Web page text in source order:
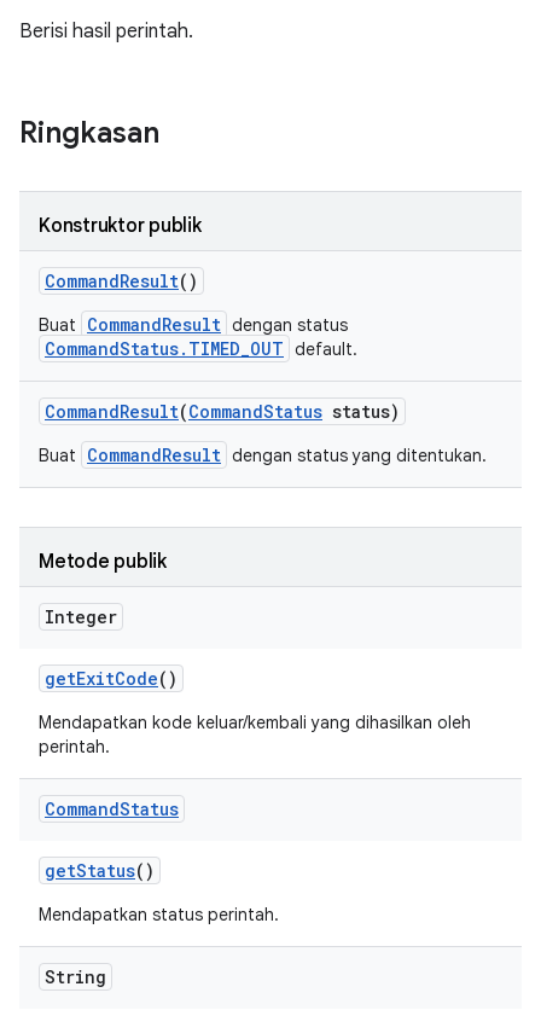
Berisi hasil perintah.
Ringkasan
Konstruktor publik
CommandResult()
Buat CommandResult dengan status
CommandStatus.TIMED_OUT default.
CommandResult(CommandStatus status)
Buat CommandResult dengan status yang ditentukan.
Metode publik
Integer
getExitCode()
Mendapatkan kode keluar/kembali yang dihasilkan oleh
perintah.
CommandStatus
getStatus()
Mendapatkan status perintah.
String